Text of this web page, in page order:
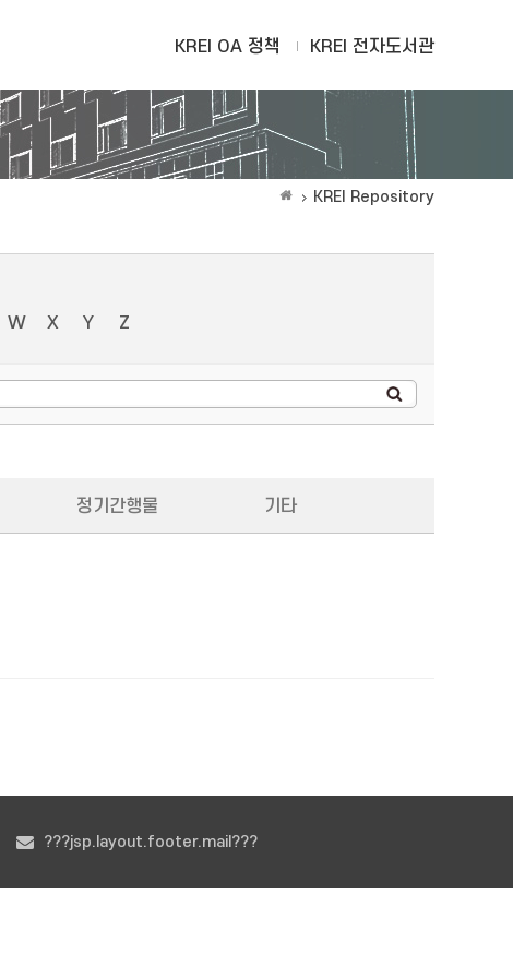
KREI OA 정책 KREI 전자도서관
KREI Repository
W X Y Z
정기간행물 기타
???jsp.layout.footer.mail???